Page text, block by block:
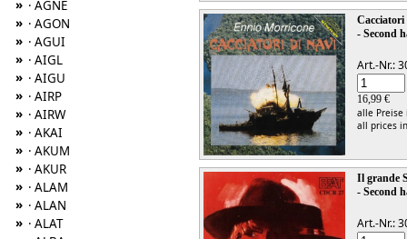
» · AGNE
» · AGON
» · AGUI
» · AIGL
» · AIGU
» · AIRP
» · AIRW
» · AKAI
» · AKUM
» · AKUR
» · ALAM
» · ALAN
» · ALAT
- Second
Art.-Nr.:
16,99 €
alle
all prices
Il grande
- Second
Art.-Nr.: